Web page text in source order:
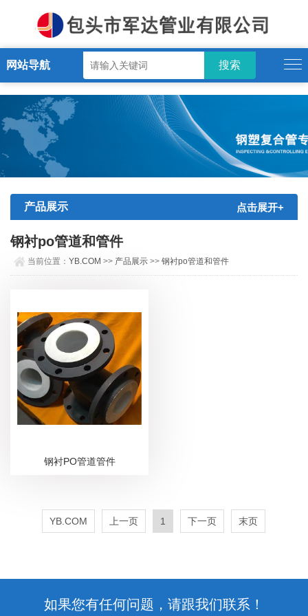
YB.COM
网站导航
产品展示 点击展开+
钢衬po管道和管件
当前位置：YB.COM >> 产品展示 >>钢衬po管道和管件
钢衬PO管道管件
YB.COM 上一页 1 下一页 末页
如果您有任何问题，请跟我们联系！